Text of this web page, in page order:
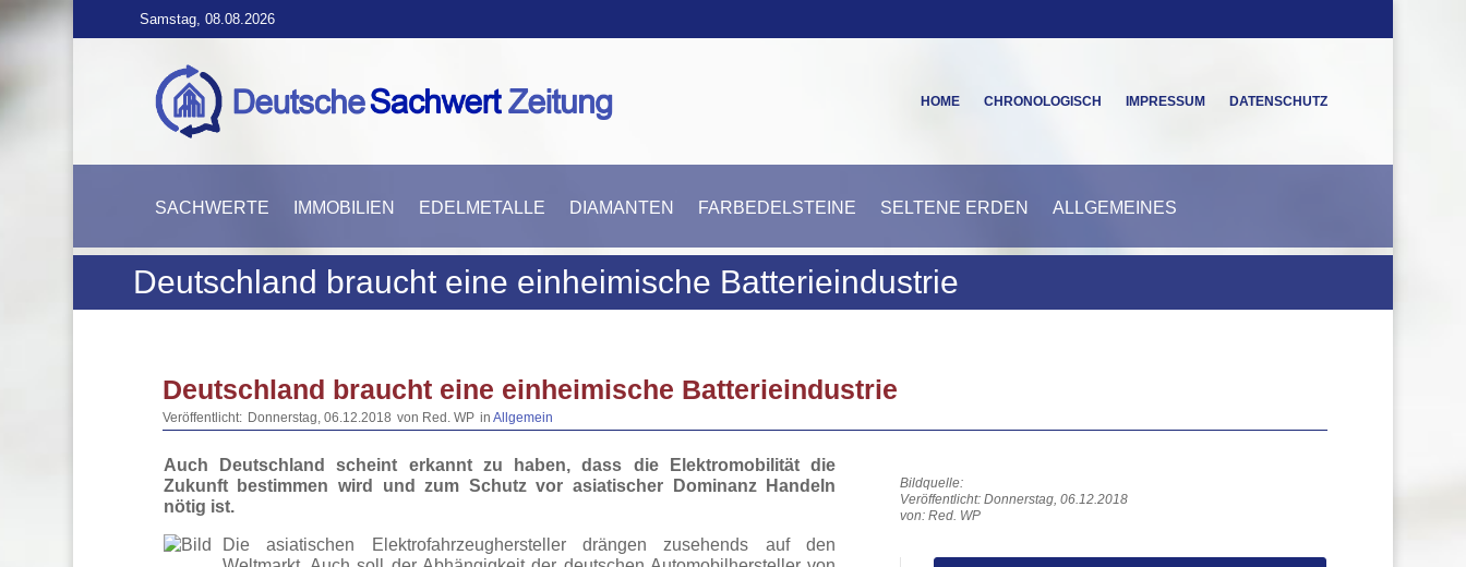
Samstag, 08.08.2026
HOME CHRONOLOGISCH IMPRESSUM DATENSCHUTZ
SACHWERTE IMMOBILIEN EDELMETALLE DIAMANTEN FARBEDELSTEINE SELTENE ERDEN ALLGEMEINES
Deutschland braucht eine einheimische Batterieindustrie
Deutschland braucht eine einheimische Batterieindustrie
Veröffentlicht: Donnerstag, 06.12.2018 von Red. WP in Allgemein
Auch Deutschland scheint erkannt zu haben, dass die Elektromobilität die
Zukunft bestimmen wird und zum Schutz vor asiatischer Dominanz Handeln
nötig ist.
Die asiatischen Elektrofahrzeughersteller drängen zusehends auf den
Veröffentlicht: Donnerstag, 06.12.2018
von: Red. WP